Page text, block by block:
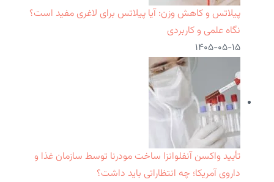
پیلاتس و کاهش وزن: آیا پیلاتس برای لاغری مفید است؟
نگاه علمی و کاربردی
۱۴۰۵-۰۵-۱۵
تأیید واکسن آنفلوانزا ساخت مودرنا توسط سازمان غذا و
داروی آمریکا؛ چه انتظاراتی باید داشت؟